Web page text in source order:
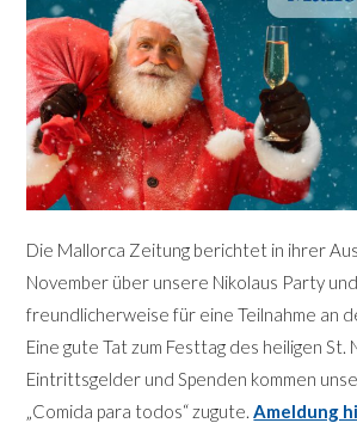
Die Mallorca Zeitung berichtet in ihrer
November über unsere Nikolaus Party
freundlicherweise für eine Teilnahme an
Eine gute Tat zum Festtag des heiligen St.
Eintrittsgelder und Spenden kommen
„Comida para todos“ zugute.Ameldung